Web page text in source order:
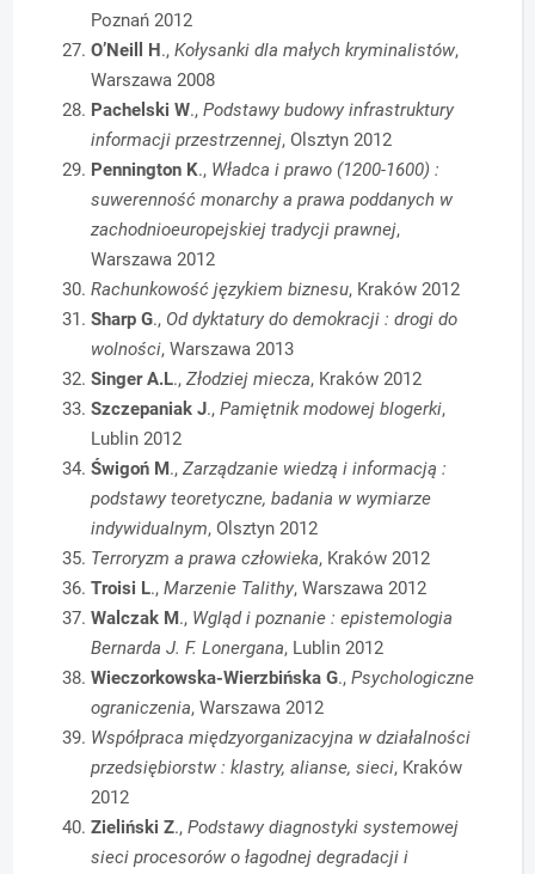
Poznań 2012
O’Neill H.,Kołysanki dla małych kryminalistów,
Warszawa 2008
Pachelski W.,Podstawy budowy infrastruktury
informacji przestrzennej, Olsztyn 2012
Pennington K., Władca i prawo (1200-1600) :
suwerenność monarchy a prawa poddanych w
zachodnioeuropejskiej tradycji prawnej,
Warszawa 2012
Rachunkowość językiem biznesu, Kraków 2012
Sharp G., Od dyktatury do demokracji : drogi do
wolności, Warszawa 2013
Singer A.L.,Złodziej miecza, Kraków 2012
Szczepaniak J.,Pamiętnik modowej blogerki,
Lublin 2012
Świgoń M.,Zarządzanie wiedzą i informacją :
podstawy teoretyczne, badania w wymiarze
indywidualnym, Olsztyn 2012
Terroryzm a prawa człowieka, Kraków 2012
Troisi L.,Marzenie Talithy, Warszawa 2012
Walczak M., Wgląd i poznanie : epistemologia
Bernarda J. F. Lonergana, Lublin 2012
Wieczorkowska-Wierzbińska G.,Psychologiczne
ograniczenia, Warszawa 2012
Współpraca międzyorganizacyjna w działalności
przedsiębiorstw : klastry, alianse, sieci, Kraków
2012
Zieliński Z.,Podstawy diagnostyki systemowej
sieci procesorów o łagodnej degradacji i